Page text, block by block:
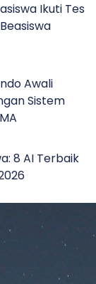
Ikuti Tes
Awali
Sistem
8 AI Terbaik